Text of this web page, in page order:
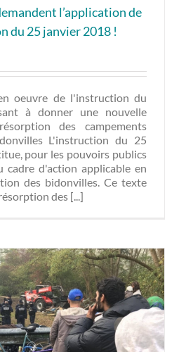
l’application de
du 25 janvier 2018 !
oeuvre de l'instruction du
à donner une nouvelle
des campements
L'instruction du 25
pour les pouvoirs publics
cadre d'action applicable en
des bidonvilles. Ce texte
des [...]